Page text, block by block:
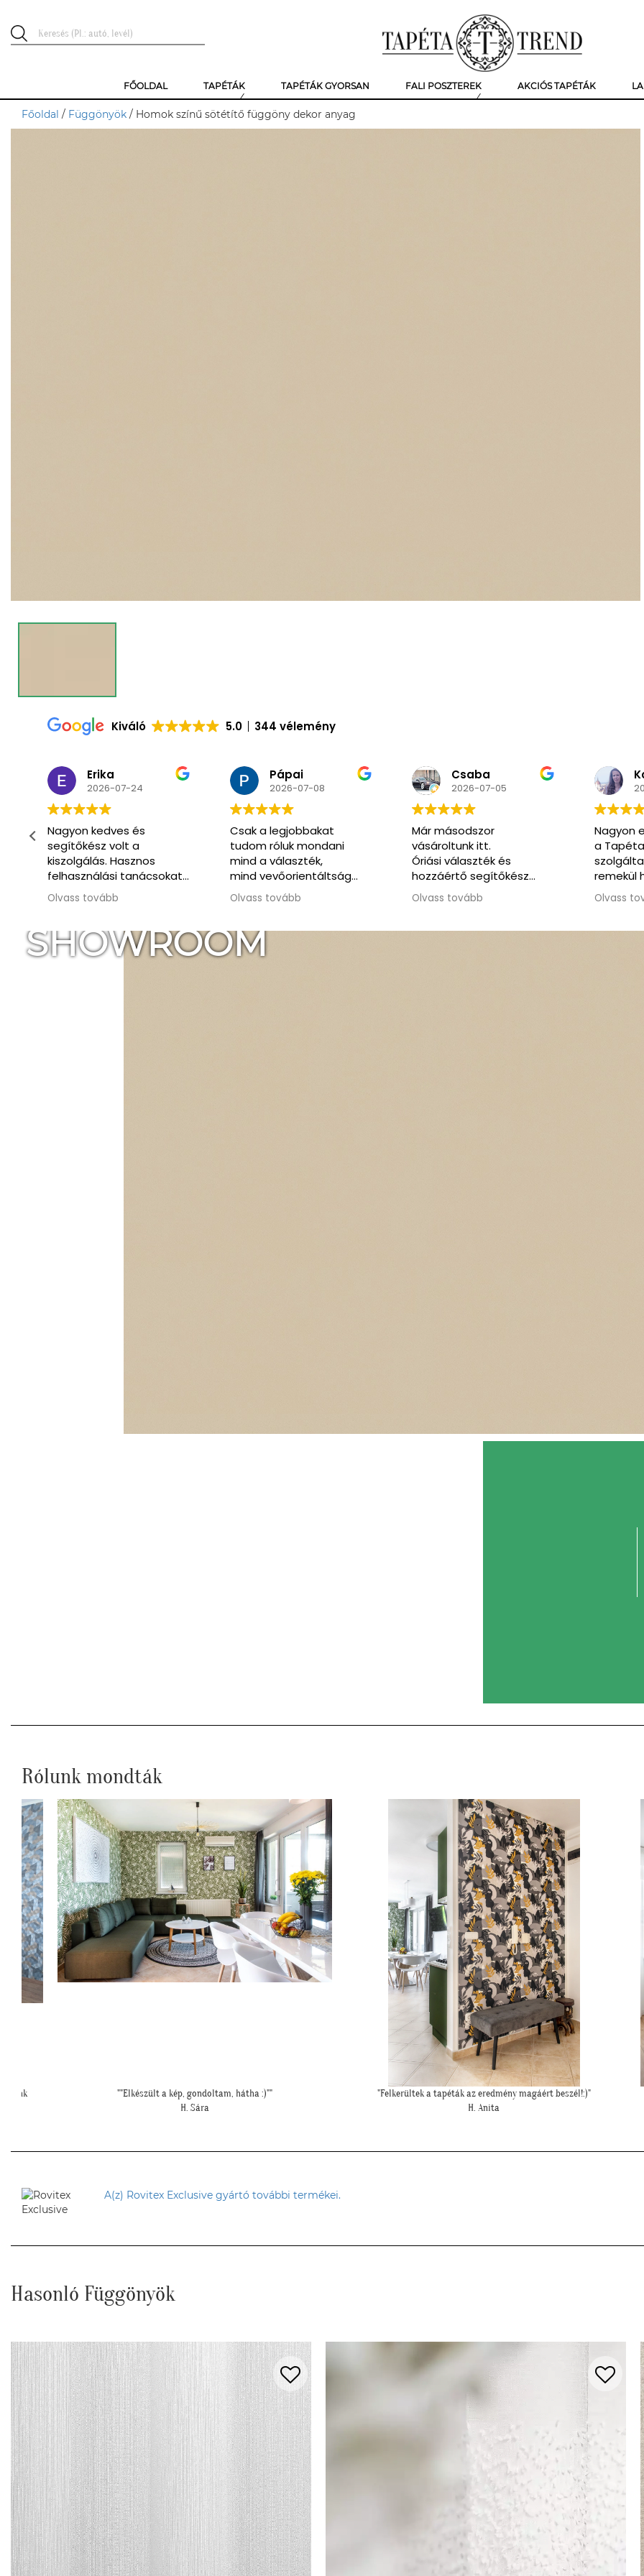
FŐOLDAL TAPÉTÁK TAPÉTÁK GYORSAN FALI POSZTEREK AKCIÓS TAPÉTÁK
Főoldal / Függönyök / Homok színű sötétítő függöny dekor anyag
Kiváló 5.0 344 vélemény
Pápai
2026-07-08
Csak a legjobbakat
tudom róluk mondani
mind a választék,
mind vevőorientáltság
téren.
Köszönöm legfőképpen
kontaktban voltunk.
Mindenről tájékoztatott,
Olvass tovább
Csaba
2026-07-05
Már másodszor
vásároltunk itt.
Óriási választék és
hozzáértő segítőkész
kiszolgálás.
Olvass tovább
Kozma
2026-06-02
Nagyon elégedett voltam
a Tapéta Trend
szolgáltatásával. A honlap
remekül használható, a
kommunikáció végig
korrekt és segítőkész volt.
Olvass tovább
Nagyon
pedig
SHOWROOM
Rólunk mondták
"Felkerültek a tapéták az eredmény magáért beszél!:)"
H. Anita
""Elkészült a szoba, nagyon szépen lett. Köszönjük""
E. Réka
A(z) Rovitex Exclusive gyártó további termékei.
Hasonló Függönyök